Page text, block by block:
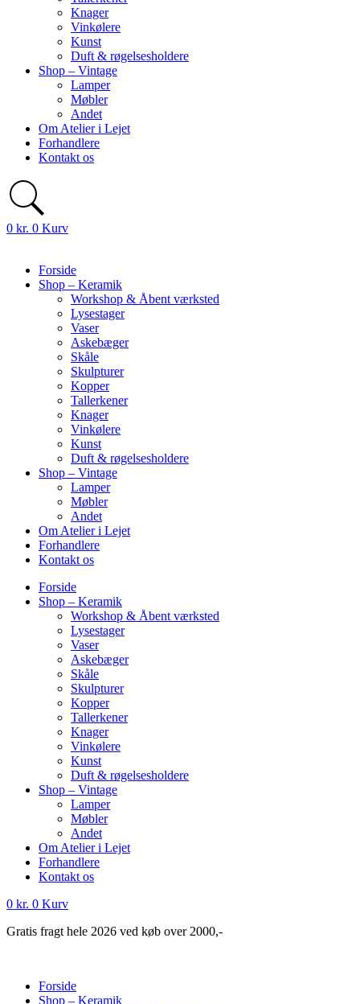
Knager
Vinkølere
Kunst
Duft & røgelsesholdere
Shop – Vintage
Lamper
Møbler
Andet
Om Atelier i Lejet
Forhandlere
Kontakt os
0 kr. 0 Kurv
Forside
Shop – Keramik
Workshop & Åbent værksted
Lysestager
Vaser
Askebæger
Skåle
Skulpturer
Kopper
Tallerkener
Knager
Vinkølere
Kunst
Duft & røgelsesholdere
Shop – Vintage
Lamper
Møbler
Andet
Om Atelier i Lejet
Forhandlere
Kontakt os
Forside
Shop – Keramik
Workshop & Åbent værksted
Lysestager
Vaser
Askebæger
Skåle
Skulpturer
Kopper
Tallerkener
Knager
Vinkølere
Kunst
Duft & røgelsesholdere
Shop – Vintage
Lamper
Møbler
Andet
Om Atelier i Lejet
Forhandlere
Kontakt os
0 kr. 0 Kurv
Gratis fragt hele 2026 ved køb over 2000,-
Forside
Shop – Keramik